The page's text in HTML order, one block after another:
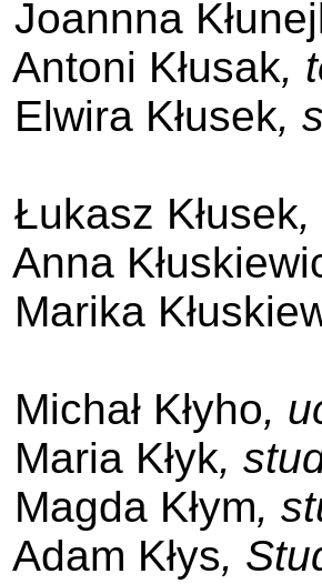
Kłusak,
Kłusek,
Kłusek,
Kłyho,
Kłyk,
Kłym,
Kłys,